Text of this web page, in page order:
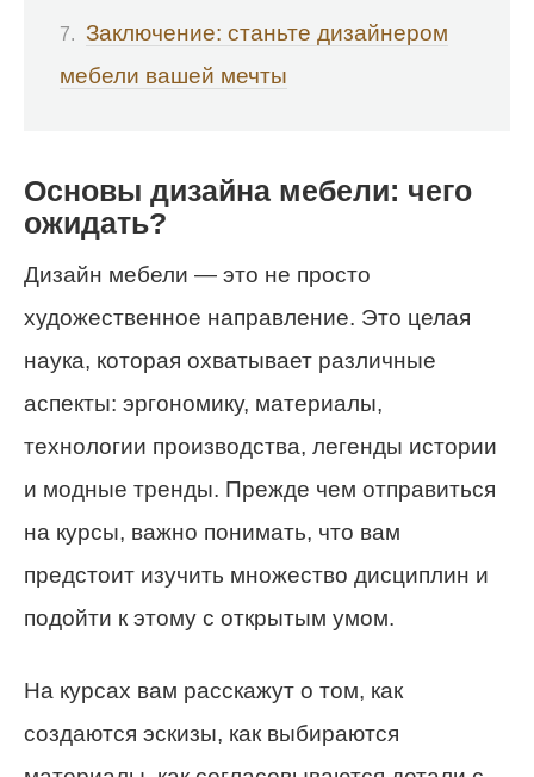
Заключение: станьте дизайнером
мебели вашей мечты
Основы дизайна мебели: чего
ожидать?
Дизайн мебели — это не просто
художественное направление. Это целая
наука, которая охватывает различные
аспекты: эргономику, материалы,
технологии производства, легенды истории
и модные тренды. Прежде чем отправиться
на курсы, важно понимать, что вам
предстоит изучить множество дисциплин и
подойти к этому с открытым умом.
На курсах вам расскажут о том, как
создаются эскизы, как выбираются